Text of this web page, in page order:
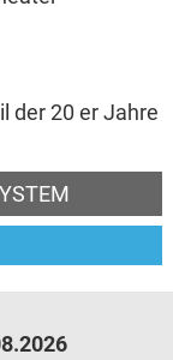
der 20 er Jahre